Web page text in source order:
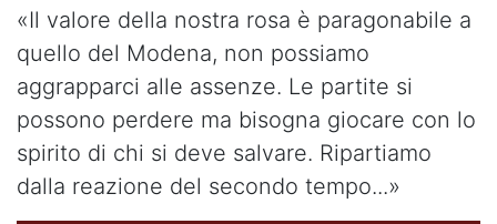
«Il valore della nostra rosa è paragonabile a
quello del Modena, non possiamo
aggrapparci alle assenze. Le partite si
possono perdere ma bisogna giocare con lo
spirito di chi si deve salvare. Ripartiamo
dalla reazione del secondo tempo...»